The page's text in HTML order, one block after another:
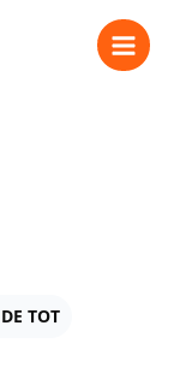
Main
Menu
TOT